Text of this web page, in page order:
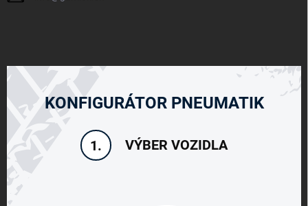
KONFIGURÁTOR PNEUMATIK
1. VÝBER VOZIDLA